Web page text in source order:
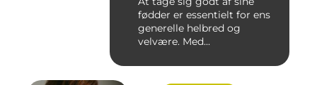
fødder er essentielt for ens
generelle helbred og
velvære. Med...